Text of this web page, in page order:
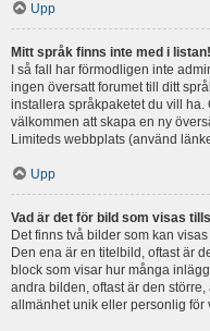
Upp
Mitt språk finns inte med i listan!
I så fall har förmodligen inte
ingen översatt forumet till ditt
installera språkpaketet du vill ha.
välkommen att skapa en ny
Limiteds webbplats (använd
Upp
Vad är det för bild som visas
Det finns två bilder som kan
Den ena är en titelbild, oftast är
block som visar hur många
andra bilden, oftast är den
allmänhet unik eller personlig för